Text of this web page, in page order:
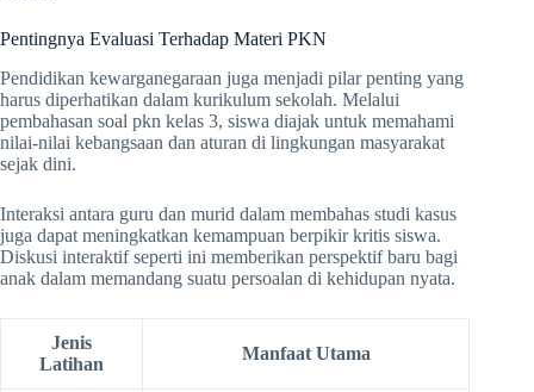
Pentingnya Evaluasi Terhadap Materi PKN
Pendidikan kewarganegaraan juga menjadi pilar penting yang
harus diperhatikan dalam kurikulum sekolah. Melalui
pembahasan soal pkn kelas 3, siswa diajak untuk memahami
nilai-nilai kebangsaan dan aturan di lingkungan masyarakat
sejak dini.
Interaksi antara guru dan murid dalam membahas studi kasus
juga dapat meningkatkan kemampuan berpikir kritis siswa.
Diskusi interaktif seperti ini memberikan perspektif baru bagi
anak dalam memandang suatu persoalan di kehidupan nyata.
Jenis
Latihan
Manfaat Utama